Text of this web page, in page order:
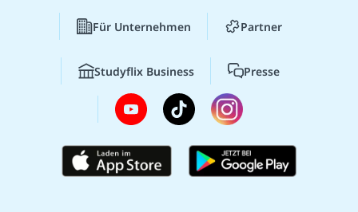
Für Unternehmen Partner
Studyflix Business Presse